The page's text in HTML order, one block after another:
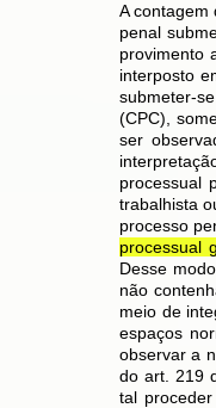
A contagem
penal
provimento
interposto
submeter-
(CPC),
ser
processual
trabalhista
processo
processual
Desse
não
meio de
espaços
observar a
do art. 219
tal